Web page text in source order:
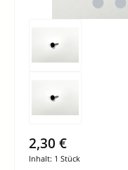
2,30 €
Inhalt: 1 Stück